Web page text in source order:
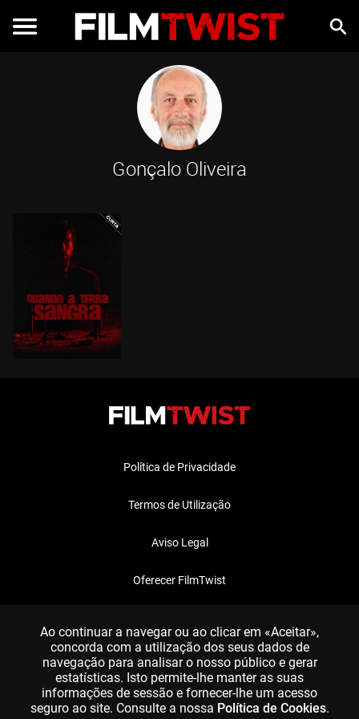
Gonçalo Oliveira
Política de Privacidade
Termos de Utilização
Aviso Legal
Oferecer FilmTwist
Ao continuar a navegar ou ao clicar em «Aceitar»,
concorda com a utilização dos seus dados de
navegação para analisar o nosso público e gerar
estatísticas. Isto permite-lhe manter as suas
informações de sessão e fornecer-lhe um acesso
seguro ao site. Consulte a nossa Política de Cookies.